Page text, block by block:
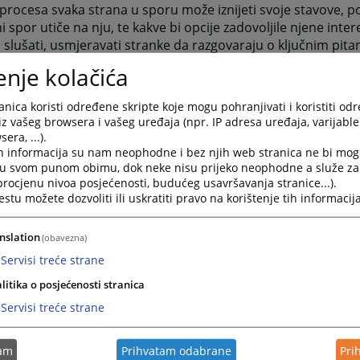
svaka strana u sporu može iznijeti svoje stavove,
spor utiče na nju, te kakve bi opcije zadovoljile njene
slušati, usmjeravati stranke da razgovaraju o ključnim
stanovišta i interese stranaka i pomagati strankama
je povoljna za stranke
same dolaze do rješenja, što povećava opredjeljenost za
i vrijednosti stranaka se uvažavaju.
stvara pozitivnu atmosferu i pomaže izgradnji odnosa.
je brza i efikasna. Spor je moguće riješiti u toku nekoliko
je jeftinija u odnosu na druge postupke rješavanja
iznesene u postupku medijacije su povjerljive.
drugih zemalja su pokazala da, čak iako stranke ne
u kasnijim fazama rješavanja sporova ili u sudskom
principi u postupku medijacije
- Strane u sporu dobrovoljno pokreću postupak
sporazuma.
kolačića
koristi određene skripte koje mogu pohranjivati i koristiti
vašeg browsera i vašeg uređaja (npr. IP adresa uređaja,
...).
informacija su nam neophodne i bez njih web stranica ne bi
svom punom obimu, dok neke nisu prijeko neophodne a služe
nivoa posjećenosti, budućeg usavršavanja stranice...).
možete dozvoliti ili uskratiti pravo na korištenje tih
(obavezna)
Servisi treće strane
o posjećenosti stranica
Servisi treće strane
Prihvatam odabrane